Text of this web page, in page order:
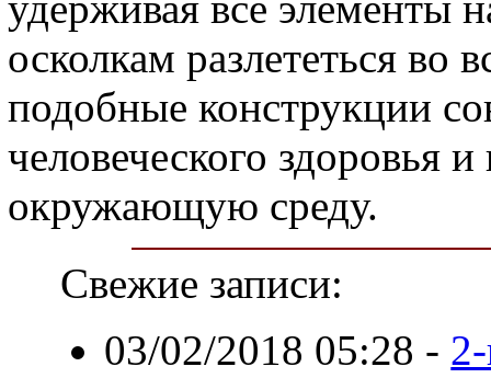
осколкам разлететься во
подобные конструкции
человеческого здоровья
окружающую среду.
Свежие записи:
03/02/2018 05:28 -